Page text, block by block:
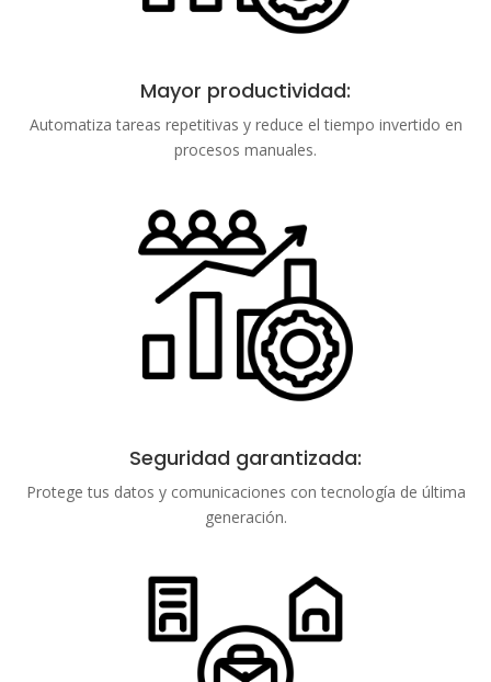
Mayor productividad:
Automatiza tareas repetitivas y reduce el tiempo invertido en
procesos manuales.
Seguridad garantizada:
Protege tus datos y comunicaciones con tecnología de última
generación.